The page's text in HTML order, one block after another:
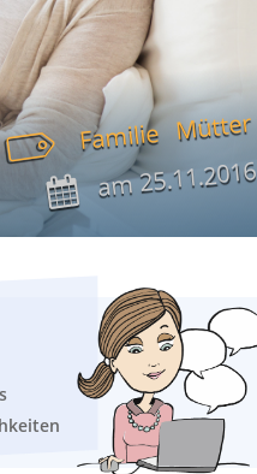
Familie Mütter
am25.11.2016